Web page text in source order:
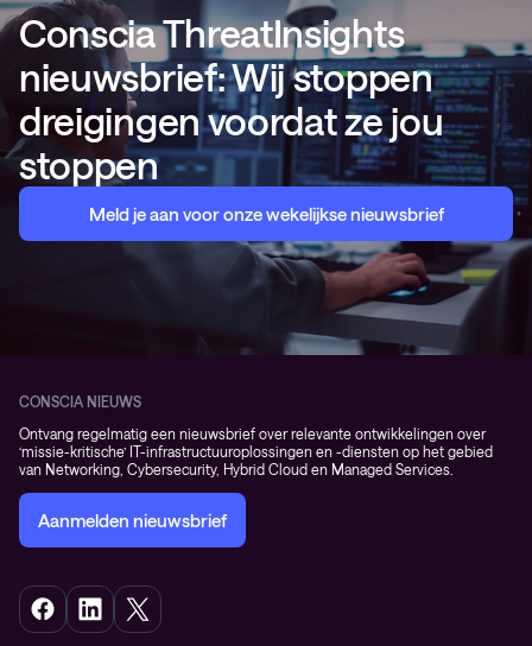
Conscia ThreatInsights
nieuwsbrief: Wij stoppen
dreigingen voordat ze jou
stoppen
Meld je aan voor onze wekelijkse nieuwsbrief
CONSCIA NIEUWS
Ontvang regelmatig een nieuwsbrief over relevante ontwikkelingen over
‘missie-kritische’ IT-infrastructuuroplossingen en -diensten op het gebied
van Networking, Cybersecurity, Hybrid Cloud en Managed Services.
Aanmelden nieuwsbrief